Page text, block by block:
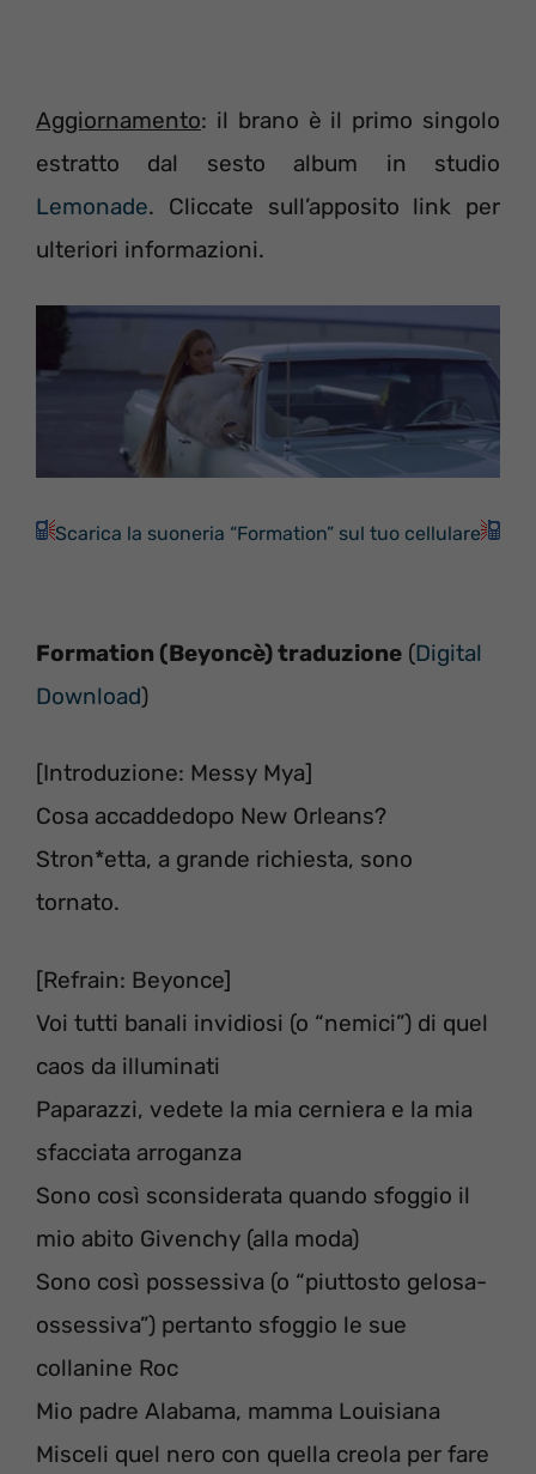
Aggiornamento: il brano è il primo singolo
estratto dal sesto album in studio
Lemonade. Cliccate sull’apposito link per
ulteriori informazioni.
Scarica la suoneria “Formation” sul tuo cellulare
Formation (Beyoncè) traduzione (Digital
Download)
[Introduzione: Messy Mya]
Cosa accaddedopo New Orleans?
Stron*etta, a grande richiesta, sono
tornato.
[Refrain: Beyonce]
Voi tutti banali invidiosi (o “nemici”) di quel
caos da illuminati
Paparazzi, vedete la mia cerniera e la mia
sfacciata arroganza
Sono così sconsiderata quando sfoggio il
mio abito Givenchy (alla moda)
Sono così possessiva (o “piuttosto gelosa-
ossessiva”) pertanto sfoggio le sue
collanine Roc
Mio padre Alabama, mamma Louisiana
Misceli quel nero con quella creola per fare